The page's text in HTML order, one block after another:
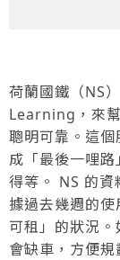
荷蘭國鐵（NS
Learning，來
聰明可靠。這
成「最後一哩
得等。 NS 的資
據過去幾週的
可租」的狀況
會缺車，方便規